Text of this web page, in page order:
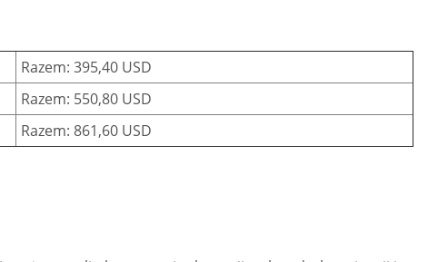
Razem: 395,40 USD
Razem: 550,80 USD
Razem: 861,60 USD